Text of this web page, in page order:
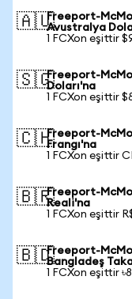
🇦🇺Freeport-
Avustralya
1 FCXon eşittir
🇸🇬Freeport-
Doları'na
1 FCXon eşittir
🇨🇭Freeport-
Frangı'na
1 FCXon eşittir
🇧🇷Freeport-
Reali'na
1 FCXon eşittir
🇧🇩Freeport-
Bangladeş
1 FCXon eşittir